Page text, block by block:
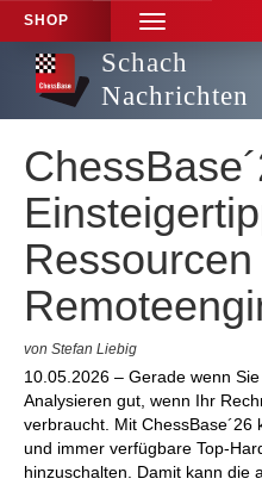
SHOP
TOGGLE
NAVIGATION
Schach
Nachrichten
von Stefan Liebig
10.05.2026 – Gerade wenn
Analysieren gut, wenn Ihr
verbraucht. Mit ChessBase´26
und immer verfügbare Top-
hinzuschalten. Damit kann die